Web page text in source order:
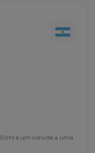
é um convite a uma